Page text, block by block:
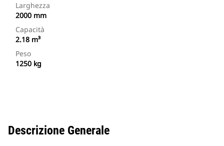
Larghezza
2000 mm
Capacità
2.18 m³
Peso
1250 kg
Descrizione Generale